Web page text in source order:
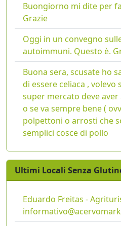
Buongiorno mi dite per
Grazie
Oggi in un convegno
autoimmuni. Questo è.
Buona sera, scusate ho
di essere celiaca , volevo
super mercato deve
o se va sempre bene (
polpettoni o arrosti che
semplici cosce di pollo
Ultimi Locali Senza
Eduardo Freitas -